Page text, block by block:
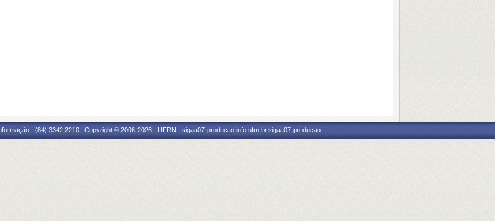
- (84) 3342 2210 | Copyright © 2006-2026 - UFRN - sigaa07-producao.info.ufrn.br.sigaa07-producao